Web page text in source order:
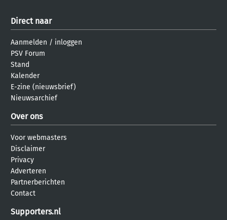
Direct naar
Aanmelden / inloggen
PSV Forum
Stand
Kalender
E-zine (nieuwsbrief)
Nieuwsarchief
Over ons
Voor webmasters
Disclaimer
Privacy
Adverteren
Partnerberichten
Contact
Supporters.nl